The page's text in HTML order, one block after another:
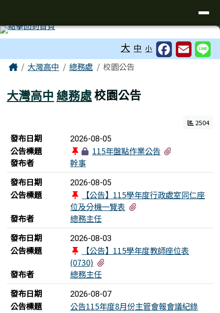
大 中 小
主內容區域
Home大灣高中 總務處 校園公告
大灣高中 總務處校園公告
2504
新聞列表
發布日期 2026-08-05
公告標題 115年盤點作業公告
發布者
幹事
發布日期
2026-08-05
公告標題
【公告】115學年度行政處室同仁座
位及分機一覽表
發布者
總務主任
發布日期
2026-08-03
公告標題
【公告】115學年度教師座位表
(0730)
發布者
總務主任
發布日期
2026-08-07
公告標題
公告115年度8月份主管會報會議紀錄
頁尾區域